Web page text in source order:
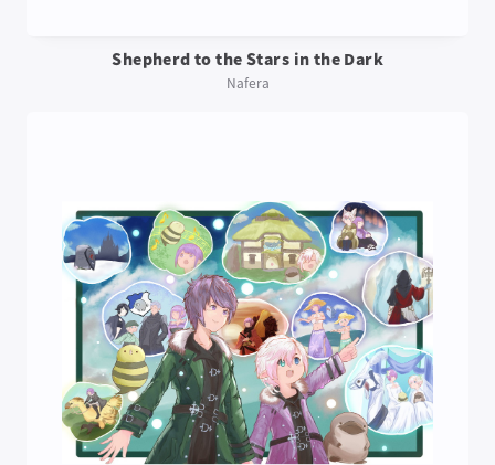
Shepherd to the Stars in the Dark
Nafera